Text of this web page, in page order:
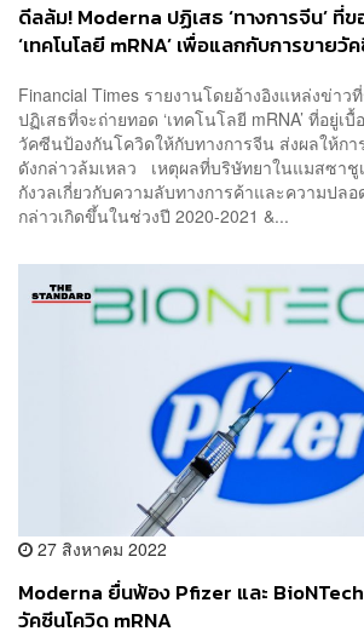
ดีลล้ม! Moderna ปฏิเสธ ‘ทางการจีน’ ที่
‘เทคโนโลยี mRNA’ เพื่อแลกกับการขายวั
Financial Times รายงานโดยอ้างอิงแหล่งข่าว
ปฏิเสธที่จะถ่ายทอด ‘เทคโนโลยี mRNA’ ที่อยู่เ
วัคซีนป้องกันโควิดให้กับทางการจีน ส่งผลให้กา
ดังกล่าวล้มเหลว เหตุผลที่บริษัทยาในแมสซาชู
กังวลเกี่ยวกับความลับทางการค้าและความปลอ
กล่าวเกิดขึ้นในช่วงปี 2020-2021 &...
27 สิงหาคม 2022
Moderna ยื่นฟ้อง Pfizer และ
วัคซีนโควิด mRNA